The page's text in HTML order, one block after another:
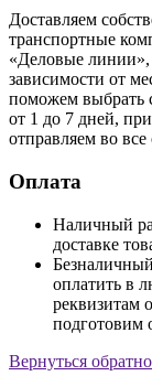
Доставляем
транспортные
«Деловые
зависимости от
поможем выбрать
от 1 до 7 дней,
отправляем во
Оплата
Наличный
доставке
оплатить в
реквизитам
подготовим
Вернуться обратно